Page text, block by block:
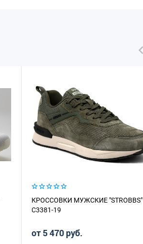
КРОССОВКИ МУЖСКИЕ "STROBBS"
C3381-19
от 5 470 руб.